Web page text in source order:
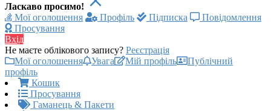
Ласкаво просимо!
Мої оголошення
Профіль Підписка
Повідомлення
Просування
Вхід
Не маєте облікового запису? Реєстрація
Мої оголошення
Увага Мій профіль
Публічний
профіль
Кошик
Просування
Гаманець & Пакети